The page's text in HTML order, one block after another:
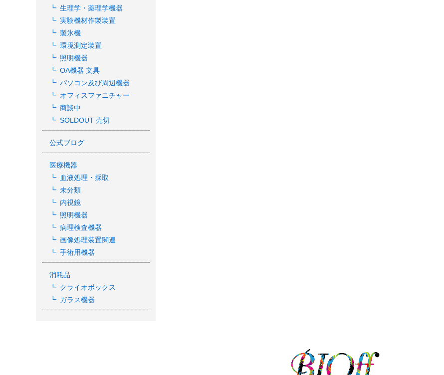
生理学・薬理学機器
実験機材作製装置
製氷機
環境測定装置
照明機器
OA機器 文具
パソコン及び周辺機器
オフィスファニチャー
商談中
SOLDOUT 売切
公式ブログ
医療機器
血液処理・採取
未分類
内視鏡
照明機器
病理検査機器
画像処理装置関連
手術用機器
消耗品
クライオボックス
ガラス機器